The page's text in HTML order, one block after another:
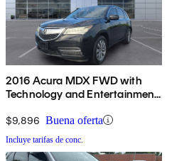
2016 Acura MDX FWD with
Technology and Entertainment
$9,896 Buena oferta
Incluye tarifas de conc.